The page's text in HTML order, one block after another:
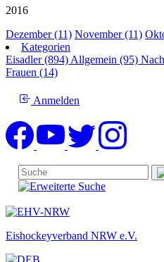
2016
Dezember (11) November (11)
Kategorien
Eisadler (894)Allgemein (95)
Frauen (14)
Anmelden
Eishockeyverband NRW e.V.